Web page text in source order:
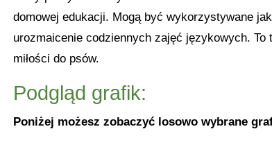
domowej edukacji. Mogą być wykorzystywane
urozmaicenie codziennych zajęć językowych.
miłości do psów.
Podgląd grafik:
Poniżej możesz zobaczyć losowo wybrane